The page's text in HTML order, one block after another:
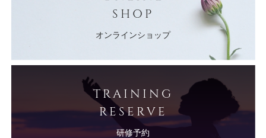
SHOP
オンラインショップ
TRAINING
RESERVE
研修予約